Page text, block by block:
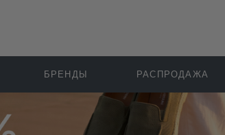
БРЕНДЫ РАСПРОДАЖА